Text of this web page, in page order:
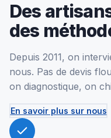
Des
des
Depuis 2011, on
nous. Pas de devis
on diagnostique, on
En savoir plus sur nous